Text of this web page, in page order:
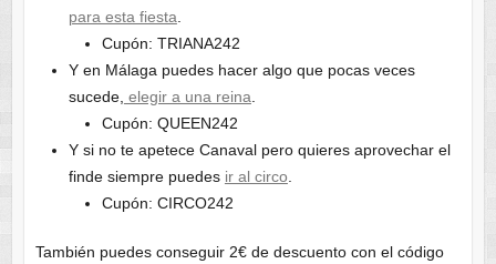
para esta fiesta
Cupón: TRIANA242
Y en Málaga puedes hacer algo que pocas veces
sucede, elegir a una reina
Cupón: QUEEN242
Y si no te apetece Canaval pero quieres aprovechar el
finde siempre puedes ir al circo
Cupón: CIRCO242
También puedes conseguir 2€ de descuento con el código